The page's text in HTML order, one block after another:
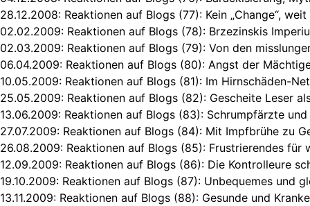
28.12.2008: Reaktionen auf Blogs (77): Kein „Change“,
02.02.2009: Reaktionen auf Blogs (78): Brzezinskis
02.03.2009: Reaktionen auf Blogs (79): Von den
06.04.2009: Reaktionen auf Blogs (80): Angst der
10.05.2009: Reaktionen auf Blogs (81): Im Hirnschäden-
25.05.2009: Reaktionen auf Blogs (82): Gescheite Leser
13.06.2009: Reaktionen auf Blogs (83): Schrumpfärzte und
27.07.2009: Reaktionen auf Blogs (84): Mit Impfbrühe zu
26.08.2009: Reaktionen auf Blogs (85): Frustrierendes für
12.09.2009: Reaktionen auf Blogs (86): Die Kontrolleure
19.10.2009: Reaktionen auf Blogs (87): Unbequemes und
13.11.2009: Reaktionen auf Blogs (88): Gesunde und